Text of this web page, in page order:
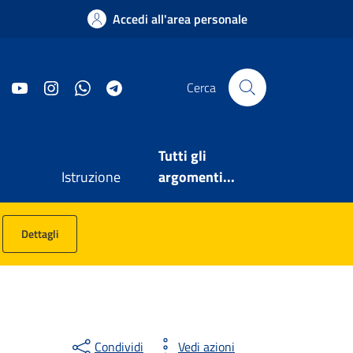
Accedi all'area personale
YouTube InstagramWhatsApp Cerca
Istruzione
Tutti gli
argomenti...
Dettagli
Condividi Vedi azioni